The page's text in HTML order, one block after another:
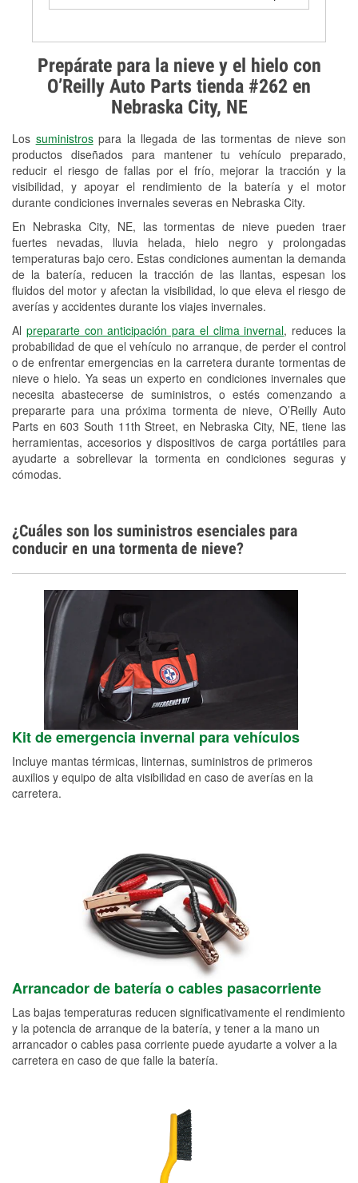
Prepárate para la nieve y el hielo con
O’Reilly Auto Parts tienda #262 en
Nebraska City, NE
Los suministrospara la llegada de las tormentas de nieve son
productos diseñados para mantener tu vehículo preparado,
reducir el riesgo de fallas por el frío, mejorar la tracción y la
visibilidad, y apoyar el rendimiento de la batería y el motor
durante condiciones invernales severas en Nebraska City.
En Nebraska City, NE, las tormentas de nieve pueden traer
fuertes nevadas, lluvia helada, hielo negro y prolongadas
temperaturas bajo cero. Estas condiciones aumentan la demanda
de la batería, reducen la tracción de las llantas, espesan los
fluidos del motor y afectan la visibilidad, lo que eleva el riesgo de
averías y accidentes durante los viajes invernales.
Al prepararte con anticipación para el clima invernal, reduces la
probabilidad de que el vehículo no arranque, de perder el control
o de enfrentar emergencias en la carretera durante tormentas de
nieve o hielo. Ya seas un experto en condiciones invernales que
necesita abastecerse de suministros, o estés comenzando a
prepararte para una próxima tormenta de nieve, O’Reilly Auto
Parts en 603 South 11th Street, en Nebraska City, NE, tiene las
herramientas, accesorios y dispositivos de carga portátiles para
ayudarte a sobrellevar la tormenta en condiciones seguras y
cómodas.
Prueba de alternadores y
arrancadores
Revisión de la luz "Check Engine"
Reciclaje de baterías y aceite
Instalación de bombillas de faros
Instalación de limpiaparabrisas
Programa de Préstamo de
Herramientas
Mezcla de pinturas
Rectificación de tambores y discos de
freno
Mangueras hidráulicas a la medida
Snowstorm Supplies
Tornado Supplies
Conoce más
¿Cuáles son los suministros esenciales para
conducir en una tormenta de nieve?
Kit de emergencia invernal para vehículos
Incluye mantas térmicas, linternas, suministros de primeros
auxilios y equipo de alta visibilidad en caso de averías en la
carretera.
Arrancador de batería o cables pasacorriente
Las bajas temperaturas reducen significativamente el rendimiento
y la potencia de arranque de la batería, y tener a la mano un
arrancador o cables pasa corriente puede ayudarte a volver a la
carretera en caso de que falle la batería.